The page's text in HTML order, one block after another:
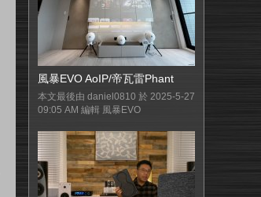
風暴EVO AoIP/帝瓦雷Phant
本文最後由 daniel0810 於 2025-5-27
09:05 AM 編輯 風暴EVO